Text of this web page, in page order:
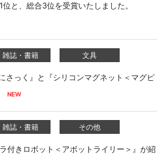
と、総合3位を受賞いたしました。
雑誌・書籍 文具
さっく』と『シリコンマグネット＜マグピ
雑誌・書籍 その他
付きロボット＜アボットライリー＞』が紹